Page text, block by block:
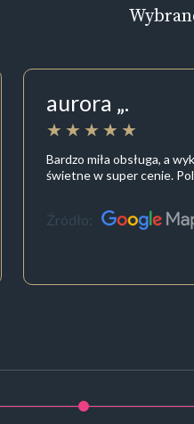
aurora „.
Bardzo miła obsługa, a
świetne w super cenie.
Źródło: